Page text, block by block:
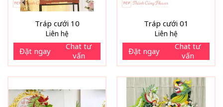
Tráp cưới 10
Liên hệ
Đặt ngay
Chat tư
vấn
Tráp cưới 01
Liên hệ
Đặt ngay
Chat tư
vấn